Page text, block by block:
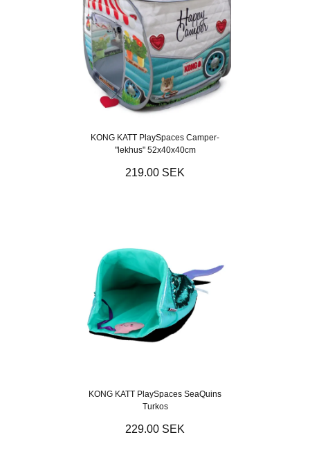
KONG KATT PlaySpaces Camper-
"lekhus" 52x40x40cm
219.00 SEK
KONG KATT PlaySpaces SeaQuins
Turkos
229.00 SEK